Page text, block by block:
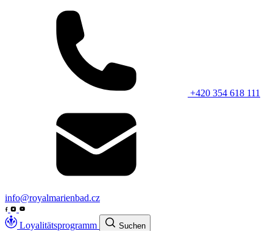
+420 354 618 111
info@royalmarienbad.cz
Loyalitätsprogramm Suchen